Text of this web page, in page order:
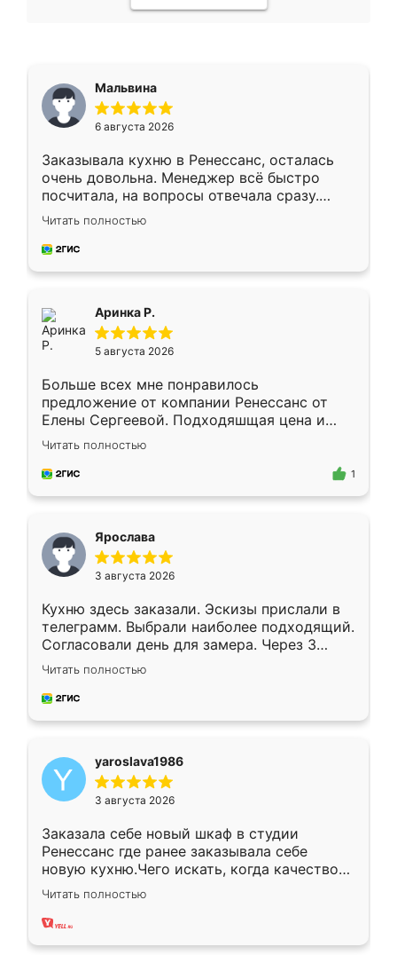
Мальвина
6 августа 2026
Заказывала кухню в Ренессанс, осталась
очень довольна. Менеджер всё быстро
посчитала, на вопросы отвечала сразу.
Замерщик приехал в субботу, подошёл к
делу со всей ответственностью. Собрали
за день, ребята работали аккуратно, даже
Читать полностью
Аринка Р.
5 августа 2026
Больше всех мне понравилось
предложение от компании Ренессанс от
Елены Сергеевой. Подходяшщая цена и
короткие сроки изготовления. Приехавший
для замера сотрудник Владислав
предложил по моему эскизу самый
Читать полностью
1
Ярослава
3 августа 2026
Кухню здесь заказали. Эскизы прислали в
телеграмм. Выбрали наиболее подходящий.
Согласовали день для замера. Через 3
недели кухня была уже готова. Остались
довольны работой. Спасибо Ренессанс
мебель за качественную работу!
Читать полностью
yaroslava1986
3 августа 2026
Заказала себе новый шкаф в студии
Ренессанс где ранее заказывала себе
новую кухню.Чего искать, когда качеством
вполне довольна. Служит кухня уже почти
два года, нареканий нет.
Читать полностью